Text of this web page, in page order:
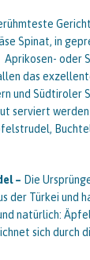
Spinat, in
oder
das
und Südtiroler
serviert
– Die
der Türkei und
natürlich:
sich durch